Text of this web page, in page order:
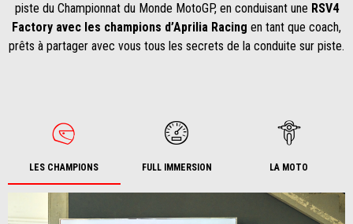
piste du Championnat du Monde MotoGP, en conduisant une RSV4
Factory avec les champions d’Aprilia Racing en tant que coach,
prêts à partager avec vous tous les secrets de la conduite sur piste.
LES CHAMPIONS FULL IMMERSION LA MOTO